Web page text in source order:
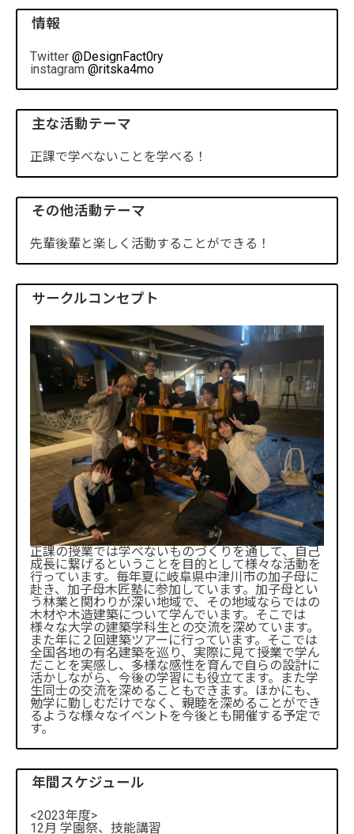
情報
Twitter @DesignFact0ry
instagram @ritska4mo
主な活動テーマ
正課で学べないことを学べる！
その他活動テーマ
先輩後輩と楽しく活動することができる！
サークルコンセプト
正課の授業では学べないものづくりを通して、自己
成長に繋げるということを目的として様々な活動を
行っています。毎年夏に岐阜県中津川市の加子母に
赴き、加子母木匠塾に参加しています。加子母とい
う林業と関わりが深い地域で、その地域ならではの
木材や木造建築について学んでいます。そこでは
様々な大学の建築学科生との交流を深めています。
また年に２回建築ツアーに行っています。そこでは
全国各地の有名建築を巡り、実際に見て授業で学ん
だことを実感し、多様な感性を育んで自らの設計に
活かしながら、今後の学習にも役立てます。また学
生同士の交流を深めることもできます。ほかにも、
勉学に勤しむだけでなく、親睦を深めることができ
るような様々なイベントを今後とも開催する予定で
す。
年間スケジュール
<2023年度>
12月 学園祭、技能講習